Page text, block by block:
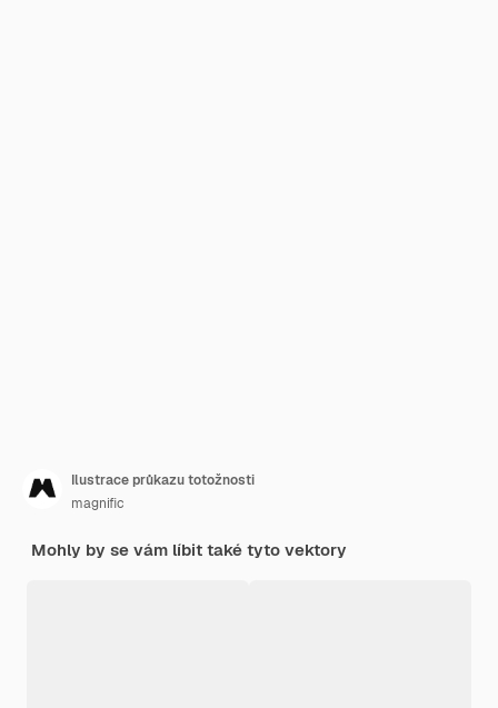
Ilustrace průkazu totožnosti
magnific
Mohly by se vám líbit také tyto vektory